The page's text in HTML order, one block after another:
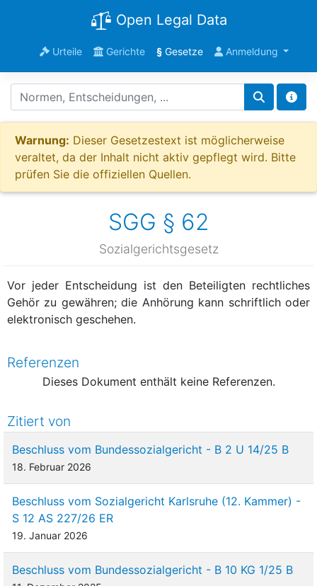
Open Legal Data
Urteile Gerichte §Gesetze Anmeldung
Warnung: Dieser Gesetzestext ist möglicherweise
veraltet, da der Inhalt nicht aktiv gepflegt wird. Bitte
prüfen Sie die offiziellen Quellen.
SGG § 62
Sozialgerichtsgesetz
Vor jeder Entscheidung ist den Beteiligten rechtliches
Gehör zu gewähren; die Anhörung kann schriftlich oder
elektronisch geschehen.
Referenzen
Dieses Dokument enthält keine Referenzen.
Zitiert von
Beschluss vom Bundessozialgericht - B 2 U 14/25 B
18. Februar 2026
Beschluss vom Sozialgericht Karlsruhe (12. Kammer) -
S 12 AS 227/26 ER
19. Januar 2026
Beschluss vom Bundessozialgericht - B 10 KG 1/25 B